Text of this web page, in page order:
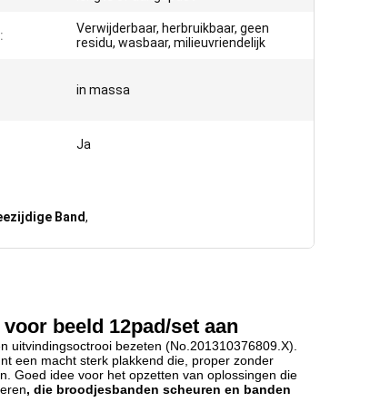
Verwijderbaar, herbruikbaar, geen
residu, wasbaar, milieuvriendelijk
in massa
Ja
Band,
beeld 12pad/set aan
uitvindingsoctrooi bezeten (No.201310376809.X).
een macht sterk plakkend die, proper zonder
Goed idee voor het opzetten van oplossingen die
, die broodjesbanden scheuren en banden